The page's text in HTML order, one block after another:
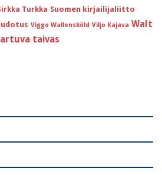
Turkka Suomen kirjailijaliitto
Viggo Wallensköld Viljo Kajava Walt
taivas